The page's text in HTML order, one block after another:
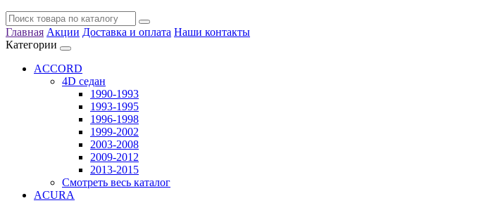
Главная Акции Доставка и оплата Наши контакты
Категории
ACCORD
4D седан
1990-1993
1993-1995
1996-1998
1999-2002
2003-2008
2009-2012
2013-2015
Смотреть весь каталог
ACURA